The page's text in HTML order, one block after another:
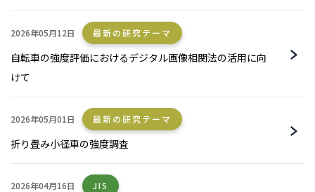
2026年05月12日 最新の研究テーマ
自転車の強度評価におけるデジタル画像相関法の活用に向
けて
2026年05月01日 最新の研究テーマ
折り畳み小径車の強度調査
2026年04月16日 JIS